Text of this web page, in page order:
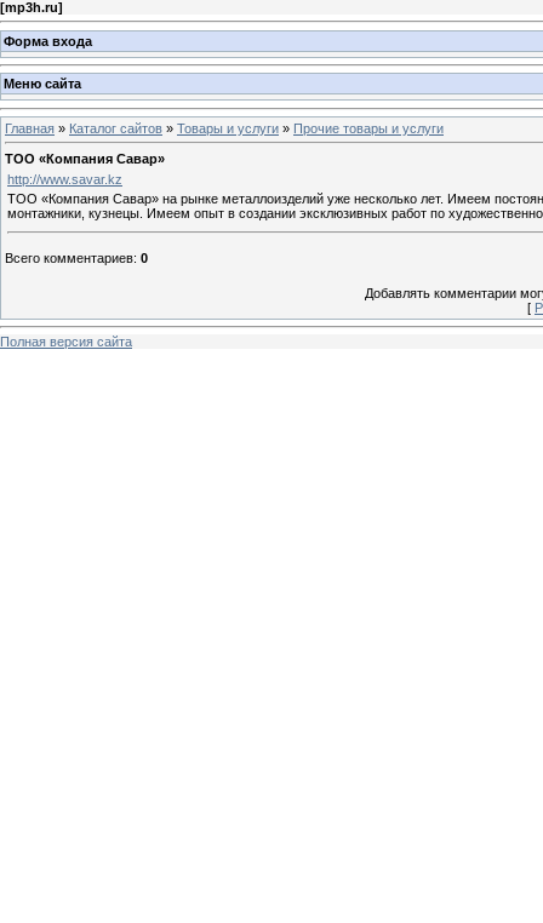
[mp3h.ru]
Форма входа
Меню сайта
Главная » Каталог сайтов » Товары и услуги » Прочие товары и услуги
ТОО «Компания Савар»
http://www.savar.kz
ТОО «Компания Савар» на рынке металлоизделий уже несколько лет. Имеем
монтажники, кузнецы. Имеем опыт в создании эксклюзивных работ по
Всего комментариев: 0
Добавлять комментарии
[
Полная версия сайта